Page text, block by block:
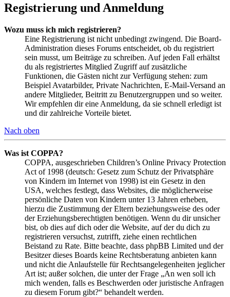
Registrierung und Anmeldung
Wozu muss ich mich registrieren?
Eine Registrierung ist nicht unbedingt zwingend. Die Board-
Administration dieses Forums entscheidet, ob du registriert
sein musst, um Beiträge zu schreiben. Auf jeden Fall erhältst
du als registriertes Mitglied Zugriff auf zusätzliche
Funktionen, die Gästen nicht zur Verfügung stehen: zum
Beispiel Avatarbilder, Private Nachrichten, E-Mail-Versand an
andere Mitglieder, Beitritt zu Benutzergruppen und so weiter.
Wir empfehlen dir eine Anmeldung, da sie schnell erledigt ist
und dir zahlreiche Vorteile bietet.
Nach oben
Was ist COPPA?
COPPA, ausgeschrieben Children’s Online Privacy Protection
Act of 1998 (deutsch: Gesetz zum Schutz der Privatsphäre
von Kindern im Internet von 1998) ist ein Gesetz in den
USA, welches festlegt, dass Websites, die möglicherweise
persönliche Daten von Kindern unter 13 Jahren erheben,
hierzu die Zustimmung der Eltern beziehungsweise des oder
der Erziehungsberechtigten benötigen. Wenn du dir unsicher
bist, ob dies auf dich oder die Website, auf der du dich zu
registrieren versuchst, zutrifft, ziehe einen rechtlichen
Beistand zu Rate. Bitte beachte, dass phpBB Limited und der
Besitzer dieses Boards keine Rechtsberatung anbieten kann
und nicht die Anlaufstelle für Rechtsangelegenheiten jeglicher
Art ist; außer solchen, die unter der Frage „An wen soll ich
mich wenden, falls es Beschwerden oder juristische Anfragen
zu diesem Forum gibt?“ behandelt werden.